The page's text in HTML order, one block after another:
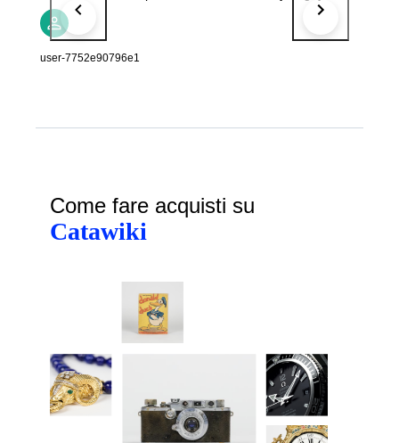
my next order:))
user-7752e90796e1
Come fare acquisti su
Catawiki